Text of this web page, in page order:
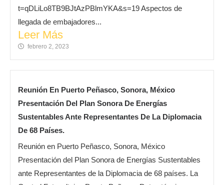
t=qDLiLo8TB9BJtAzPBlmYKA&s=19 Aspectos de
llegada de embajadores...
Leer Más
febrero 2, 2023
Reunión En Puerto Peñasco, Sonora, México
Presentación Del Plan Sonora De Energías
Sustentables Ante Representantes De La Diplomacia
De 68 Países.
Reunión en Puerto Peñasco, Sonora, México
Presentación del Plan Sonora de Energías Sustentables
ante Representantes de la Diplomacia de 68 países. La